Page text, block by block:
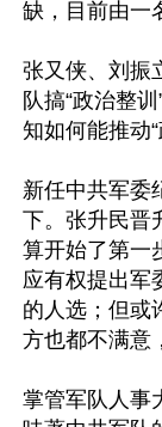
缺，目前由一
张又侠、刘振
队搞“政治整
知如何能推动“
新任中共军委
下。张升民晋
算开始了第一
应有权提出军
的人选；但或
方也都不满意
掌管军队人事